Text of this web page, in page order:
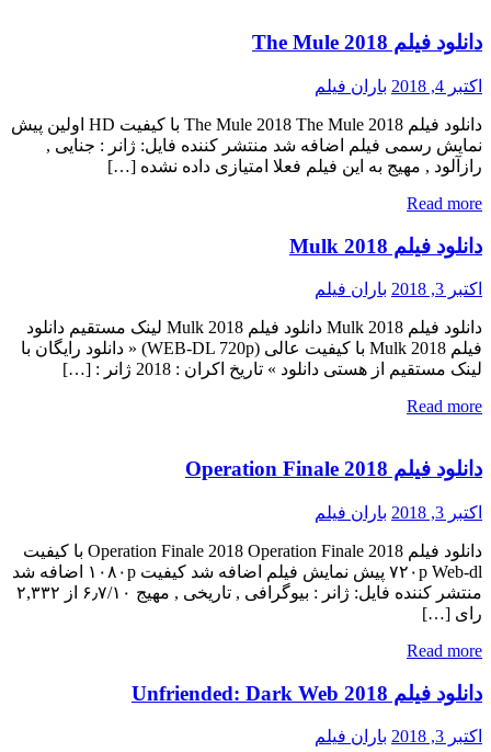
دانلود فیلم The Mule 2018
اکتبر 4, 2018 باران فیلم
دانلود فیلم The Mule 2018 The Mule 2018 با کیفیت HD اولین پیش
نمایش رسمی فیلم اضافه شد منتشر کننده فایل: ژانر : جنایی ,
رازآلود , مهیج به این فیلم فعلا امتیازی داده نشده […]
Read more
دانلود فیلم Mulk 2018
اکتبر 3, 2018 باران فیلم
دانلود فیلم Mulk 2018 دانلود فیلم Mulk 2018 لینک مستقیم دانلود
فیلم Mulk 2018 با کیفیت عالی (WEB-DL 720p) « دانلود رایگان با
لینک مستقیم از هستی دانلود » تاریخ اکران : 2018 ژانر : […]
Read more
دانلود فیلم Operation Finale 2018
اکتبر 3, 2018 باران فیلم
دانلود فیلم Operation Finale 2018 Operation Finale 2018 با کیفیت
۷۲۰p Web-dl پیش نمایش فیلم اضافه شد کیفیت ۱۰۸۰p اضافه شد
منتشر کننده فایل: ژانر : بیوگرافی , تاریخی , مهیج ۶٫۷/۱۰ از ۲,۳۳۲
رای […]
Read more
دانلود فیلم Unfriended: Dark Web 2018
اکتبر 3, 2018 باران فیلم